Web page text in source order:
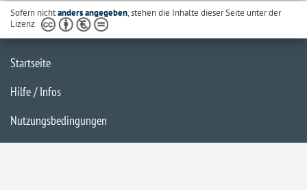
Sofern nichtanders angegeben, stehen die Inhalte dieser Seite unter der
Lizenz
Startseite
Hilfe / Infos
Nutzungsbedingungen